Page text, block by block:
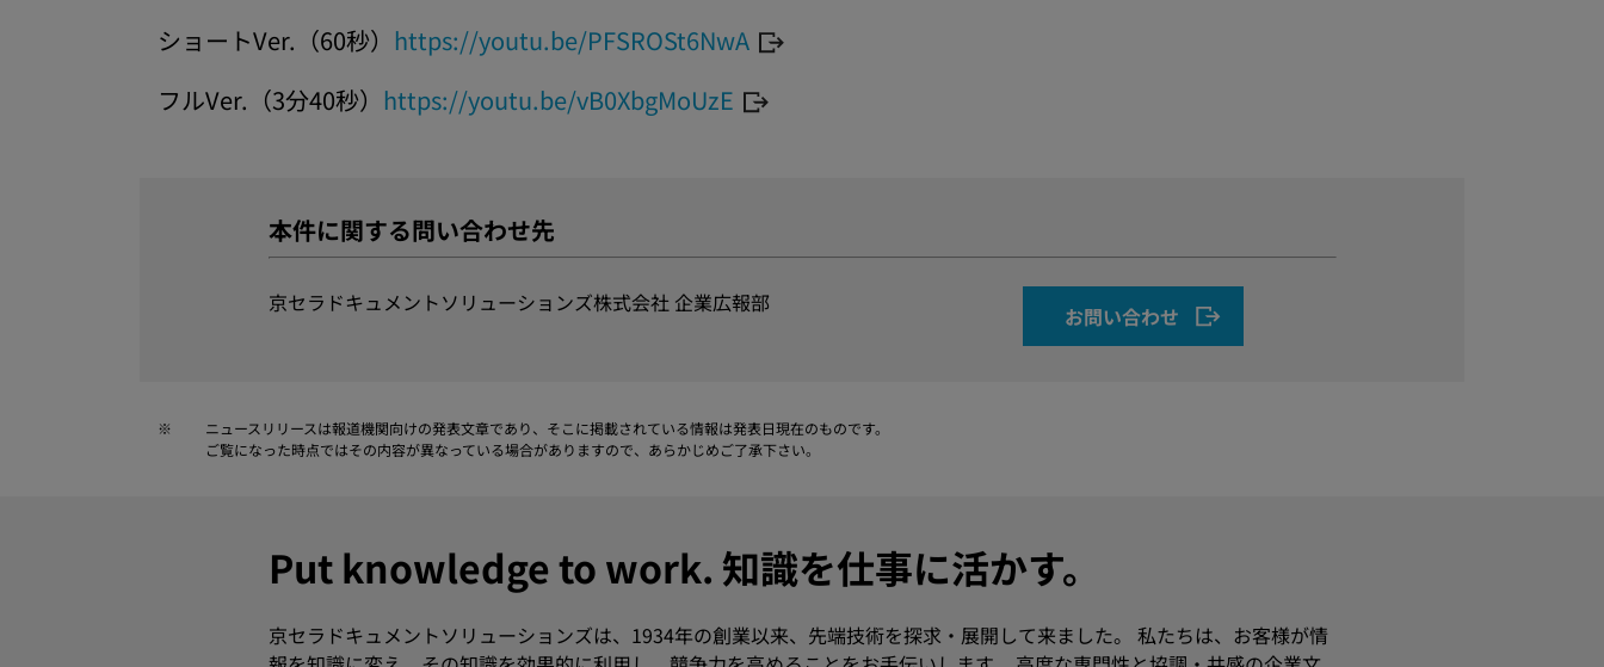
ショートVer.（60秒） https://youtu.be/PFSROSt6NwA
フルVer.（3分40秒） https://youtu.be/vB0XbgMoUzE
本件に関する問い合わせ先
京セラドキュメントソリューションズ株式会社 企業広報部 お問い合わせ
※
ニュースリリースは報道機関向けの発表文章であり、そこに掲載されている情報は発表日現在のものです。
ご覧になった時点ではその内容が異なっている場合がありますので、あらかじめご了承下さい。
Put knowledge to work. 知識を仕事に活かす。
京セラドキュメントソリューションズは、1934年の創業以来、先端技術を探求・展開して来ました。 私たちは、お客様が情